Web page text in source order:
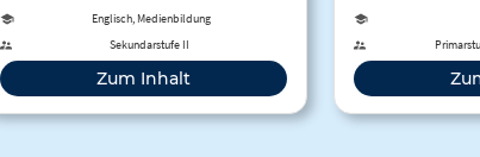
Verständnis zu Big Data, sie setzen sich
mit verschiedenen Quellen
auseinander und fassen relevante
Informationen zum Thema zusammen.
Englisch, Medienbildung
Sekundarstufe II
Zum Inhalt